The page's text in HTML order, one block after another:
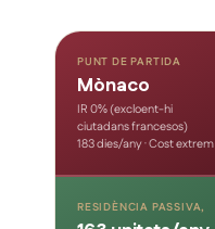
PUNT DE PARTIDA
Mònaco
IR 0% (excloent-hi
ciutadans francesos)
183 dies/any · Cost extrem
RESIDÈNCIA PASSIVA,